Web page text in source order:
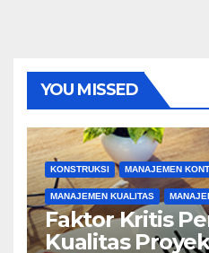
YOU MISSED
KONSTRUKSI MANAJEMEN
MANAJEMEN KUALITAS
Faktor Kritis
Kualitas Proyek